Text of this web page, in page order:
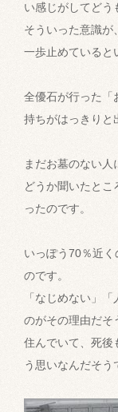
い感じがしてどう
そういった意識が
一歩止めていると
全優石が行った「
持ちがはっきりと
まだお墓のない
どうか聞いたと
ったのです。
いっぽう70％近
のです。
「なじめない」
のがその理由だそ
住んでいて、死後
う思いなんだそう